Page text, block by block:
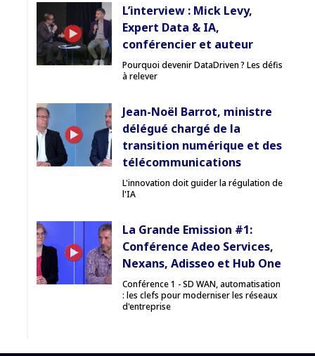
L’interview : Mick Levy,
Expert Data & IA,
conférencier et auteur
Pourquoi devenir DataDriven ? Les défis
à relever
Jean-Noël Barrot, ministre
délégué chargé de la
transition numérique et des
télécommunications
L'innovation doit guider la régulation de
l'IA
La Grande Emission #1:
Conférence Adeo Services,
Nexans, Adisseo et Hub One
Conférence 1 - SD WAN, automatisation
: les clefs pour moderniser les réseaux
d'entreprise